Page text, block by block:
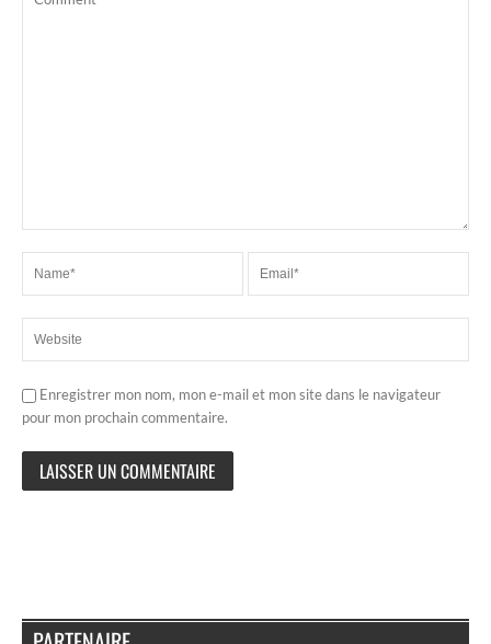
Enregistrer mon nom, mon e-mail et mon site dans le navigateur
pour mon prochain commentaire.